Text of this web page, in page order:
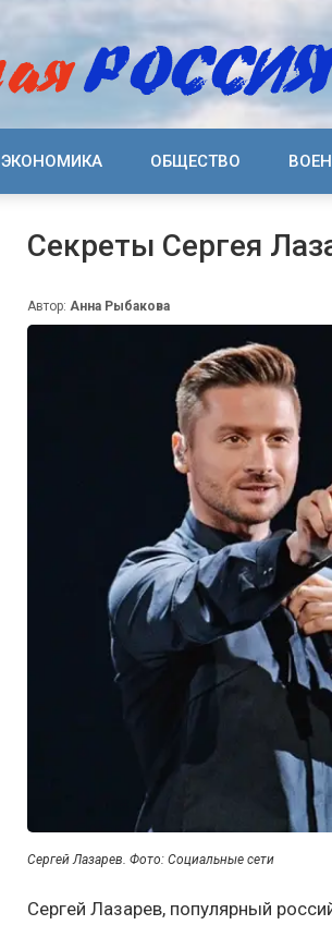
ЭКОНОМИКА ОБЩЕСТВО
Секреты Сергея
Автор: Анна Рыбакова
Сергей Лазарев. Фото: Социальные сети
Сергей Лазарев, популярный